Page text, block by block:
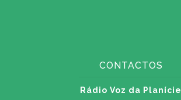
CONTACTOS
Rádio Voz da Planície